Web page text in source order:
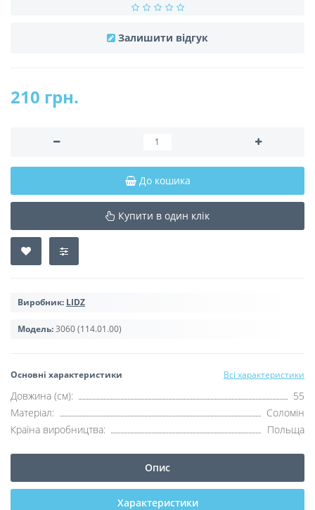
Залишити відгук
210 грн.
До кошика
Купити в один клік
Виробник: LIDZ
Модель:3060 (114.01.00)
Основні характеристики Всі характеристики
Довжина (см):
55
Матеріал:
Соломін
Країна виробництва:
Польща
Опис
Характеристики